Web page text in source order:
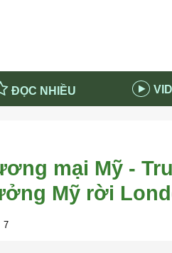
ĐỌC NHIỀU
Nga
nước Nga
mại Mỹ -
Mỹ rời
7